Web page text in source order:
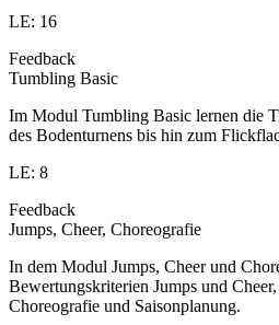
LE: 16
Feedback
Tumbling Basic
Im Modul Tumbling Basic lernen die
des Bodenturnens bis hin zum
LE: 8
Feedback
Jumps, Cheer, Choreografie
In dem Modul Jumps, Cheer und
Bewertungskriterien Jumps und
Choreografie und Saisonplanung.